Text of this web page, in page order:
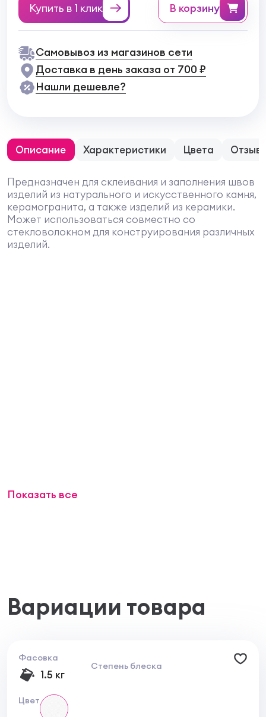
Купить в 1 клик в корзину
Самовывоз из магазинов сети
Доставка в день заказа от 700 ₽
Нашли дешевле?
Описание Характеристики Цвета
Предназначен для склеивания и заполнения швов
изделий из натурального и искусственного камня,
керамогранита, а также изделий из керамики.
Может использоваться совместно со
стекловолокном для конструирования различных
изделий.
Показать все
Вариации товара
Фасовка
1.5 кг
Степень блеска
Цвет